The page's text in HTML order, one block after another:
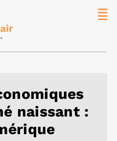
naissant :
recherche
Master